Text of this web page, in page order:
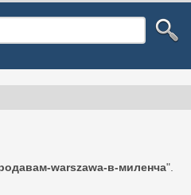
warszawa-в-миленча".